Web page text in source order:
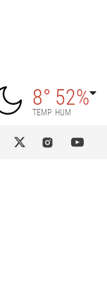
8°
TEMP
52%
HUM